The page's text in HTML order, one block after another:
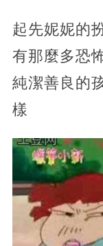
起先妮妮的
有那麼多恐
純潔善良的
樣